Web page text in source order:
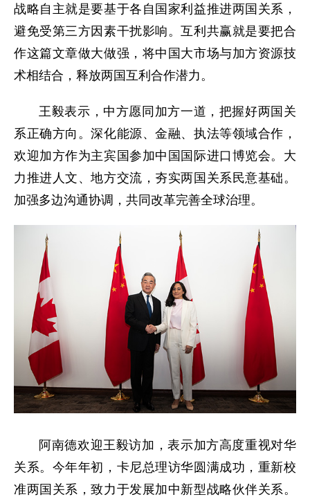
战略自主就是要基于各自国家利益推进两国关系，
避免受第三方因素干扰影响。互利共赢就是要把合
作这篇文章做大做强，将中国大市场与加方资源技
术相结合，释放两国互利合作潜力。
王毅表示，中方愿同加方一道，把握好两国关
系正确方向。深化能源、金融、执法等领域合作，
欢迎加方作为主宾国参加中国国际进口博览会。大
力推进人文、地方交流，夯实两国关系民意基础。
加强多边沟通协调，共同改革完善全球治理。
阿南德欢迎王毅访加，表示加方高度重视对华
关系。今年年初，卡尼总理访华圆满成功，重新校
准两国关系，致力于发展加中新型战略伙伴关系。